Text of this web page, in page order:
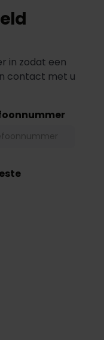
in zodat een
contact met u